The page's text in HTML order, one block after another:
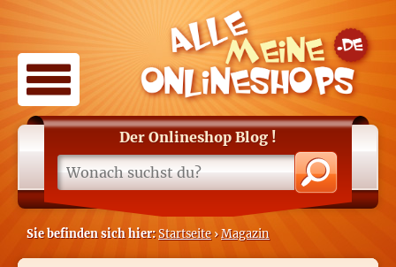
Der Onlineshop Blog !
Sie befinden sich hier:Startseite›Magazin